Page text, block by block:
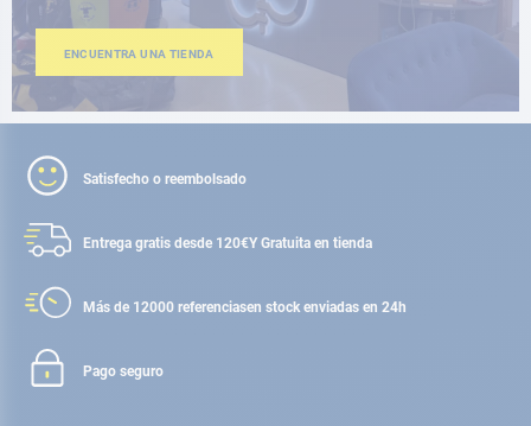
ENCUENTRA UNA TIENDA
Satisfecho o reembolsado
Entrega gratis desde 120€Y Gratuita en tienda
Más de 12000 referenciasen stock enviadas en 24h
Pago seguro